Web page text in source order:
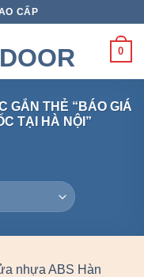
CẤP
0
GẮN THẺ “BÁO GIÁ
TẠI HÀ NỘI”